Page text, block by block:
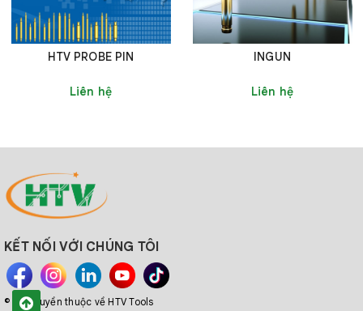
HTV PROBE PIN
Liên hệ
INGUN
Liên hệ
KẾT NỐI VỚI CHÚNG TÔI
© Bản quyền thuộc về HTV Tools